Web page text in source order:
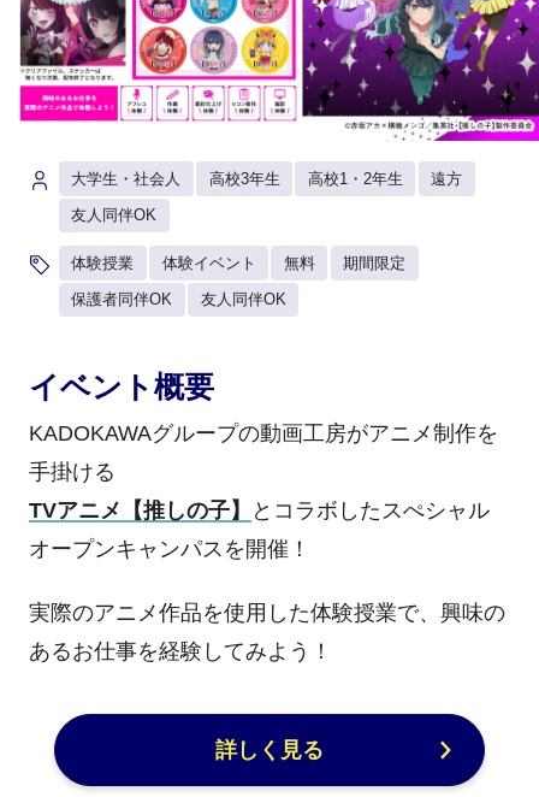
大学生・社会人 高校3年生 高校1・2年生 遠方
友人同伴OK
体験授業 体験イベント 無料 期間限定
保護者同伴OK 友人同伴OK
イベント概要
KADOKAWAグループの動画工房がアニメ制作を
手掛ける
TVアニメ【推しの子】
とコラボした スぺシャル
オープンキャンパスを開催！
実際のアニメ作品を使用した体験授業で、 興味の
あるお仕事を経験してみよう！
詳しく見る